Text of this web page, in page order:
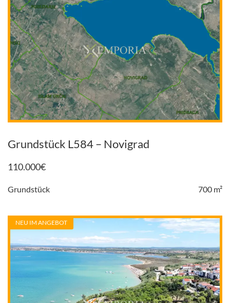
Grundstück L584 – Novigrad
110.000€
Grundstück 700 m²
NEU IM ANGEBOT